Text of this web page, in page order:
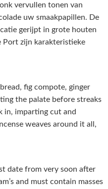
vervullen tonen van
uw smaakpapillen. De
gerijpt in grote houten
Port zijn karakteristieke
fig compote, ginger
the palate before streaks
in, imparting cut and
weaves around it all,
date from very soon after
and must contain masses